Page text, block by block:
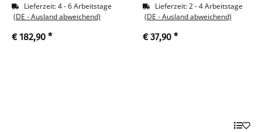
Lieferzeit:4 - 6 Arbeitstage
(DE - Ausland abweichend)
€ 182,90 *
Lieferzeit:2 - 4 Arbeitstage
(DE - Ausland abweichend)
€ 37,90 *